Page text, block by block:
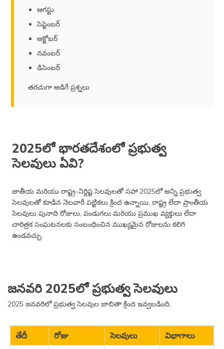
ఆగస్టు
సెప్టెంబర్
అక్టోబర్
నవంబర్
డిసెంబర్
తరచుగా అడిగే ప్రశ్నలు
2025లో భారతదేశంలో ప్రభుత్వ
సెలవులు ఏవి?
జాతీయ మరియు రాష్ట్ర-నిర్దిష్ట సెలవులతో సహా 2025లో అన్ని ప్రభుత్వ
సెలవులతో కూడిన నెలవారీ పట్టికలు క్రింద ఉన్నాయి. రాష్ట్ర లేదా ప్రాంతీయ
సెలవులు పునాది రోజులు, పండుగలు మరియు ప్రముఖ వ్యక్తులు లేదా
చారిత్రక సంఘటనలకు సంబంధించిన ముఖ్యమైన రోజులను కలిగి
ఉండవచ్చు.
జనవరి 2025లో ప్రభుత్వ సెలవులు
2025 జనవరిలో ప్రభుత్వ సెలవుల జాబితా క్రింద ఇవ్వబడింది.
తేదీ రోజు సెలవులు
విభాగాలు